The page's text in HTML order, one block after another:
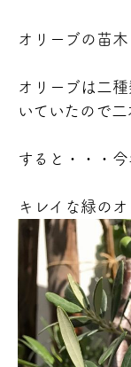
オリーブの苗
オリーブは二
いていたので二
すると・・・
キレイな緑の